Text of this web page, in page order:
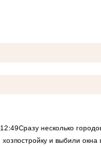
12:49Сразу несколько
и выбили окна